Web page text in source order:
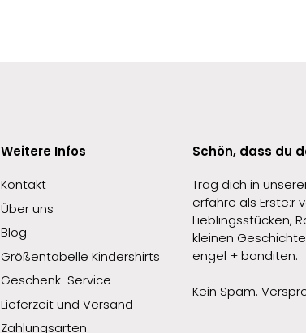
Weitere Infos
Kontakt
Über uns
Blog
Größentabelle Kindershirts
Geschenk-Service
Lieferzeit und Versand
Zahlungsarten
Schön, dass du
Trag dich in
erfahre als Erste:r
Lieblingsstücken,
kleinen
engel + banditen.
Kein Spam.